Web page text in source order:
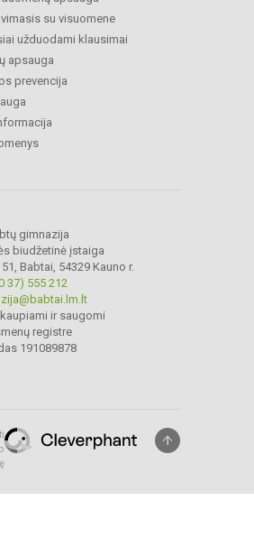
su visuomene
užduodami klausimai
apsauga
prevencija
gimnazija
biudžetinė įstaiga
Babtai, 54329 Kauno r.
37) 555 212
ir saugomi
registre
191089878